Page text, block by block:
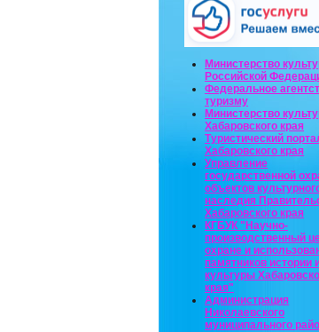
Министерство
Российской
Федеральное
туризму
Министерство
Хабаровского края
Туристический
Хабаровского края
Управление
государственной
объектов
наследия
Хабаровского края
КГБУК "Научно-
производственный
охране и
памятников истории
культуры
края"
Администрация
Николаевского
муниципального